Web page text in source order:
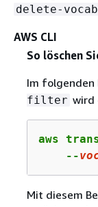
delete-
AWS CLI
So löschen
Im folgenden
filter wird
aws
    --
Mit diesem